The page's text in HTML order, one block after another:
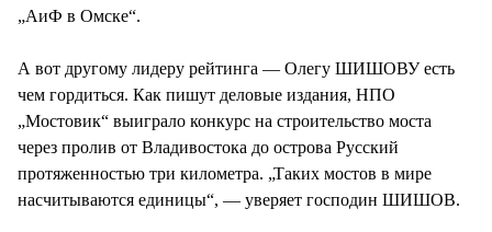
„АиФ в Омске“.
А вот другому лидеру рейтинга — Олегу ШИШОВУ есть
чем гордиться. Как пишут деловые издания, НПО
„Мостовик“ выиграло конкурс на строительство моста
через пролив от Владивостока до острова Русский
протяженностью три километра. „Таких мостов в мире
насчитываются единицы“, — уверяет господин ШИШОВ.